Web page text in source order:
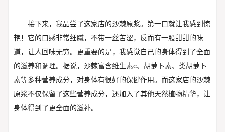
接下来，我品尝了这家店的沙棘原浆。第一口就让我感到惊
艳！它的口感非常细腻，不带一丝苦涩，反而有一股甜甜的味
道，让人回味无穷。更重要的是，我感觉自己的身体得到了全面
的滋养和调理。据说，沙棘富含维生素c、胡萝卜素、类胡萝卜
素等多种营养成分，对身体有很好的保健作用。而这家店的沙棘
原浆不仅保留了这些营养成分，还加入了其他天然植物精华，让
身体得到了更全面的滋补。